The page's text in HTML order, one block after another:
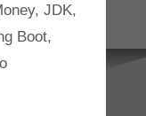
, JDK,
Boot,